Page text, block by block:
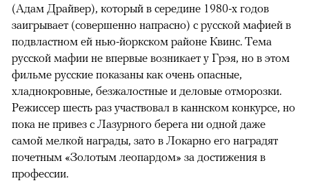
(Адам Драйвер), который в середине 1980-х годов
заигрывает (совершенно напрасно) с русской мафией в
подвластном ей нью-йоркском районе Квинс. Тема
русской мафии не впервые возникает у Грэя, но в этом
фильме русские показаны как очень опасные,
хладнокровные, безжалостные и деловые отморозки.
Режиссер шесть раз участвовал в каннском конкурсе, но
пока не привез с Лазурного берега ни одной даже
самой мелкой награды, зато в Локарно его наградят
почетным «Золотым леопардом» за достижения в
профессии.